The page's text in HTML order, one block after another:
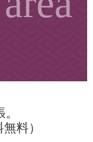
料）